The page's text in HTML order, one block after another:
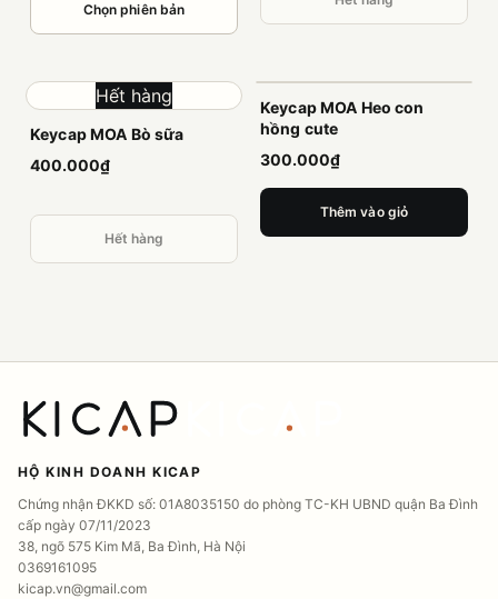
Chọn phiên bản
Hết hàng
Keycap MOA Bò sữa
400.000₫
Hết hàng
Keycap MOA Heo con
hồng cute
300.000₫
Thêm vào giỏ
HỘ KINH DOANH KICAP
Chứng nhận ĐKKD số: 01A8035150 do phòng TC-KH UBND quận Ba Đình
cấp ngày 07/11/2023
38, ngõ 575 Kim Mã, Ba Đình, Hà Nội
0369161095
kicap.vn@gmail.com